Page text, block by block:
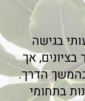
בגישה
אך
הדרך.
בתחומי